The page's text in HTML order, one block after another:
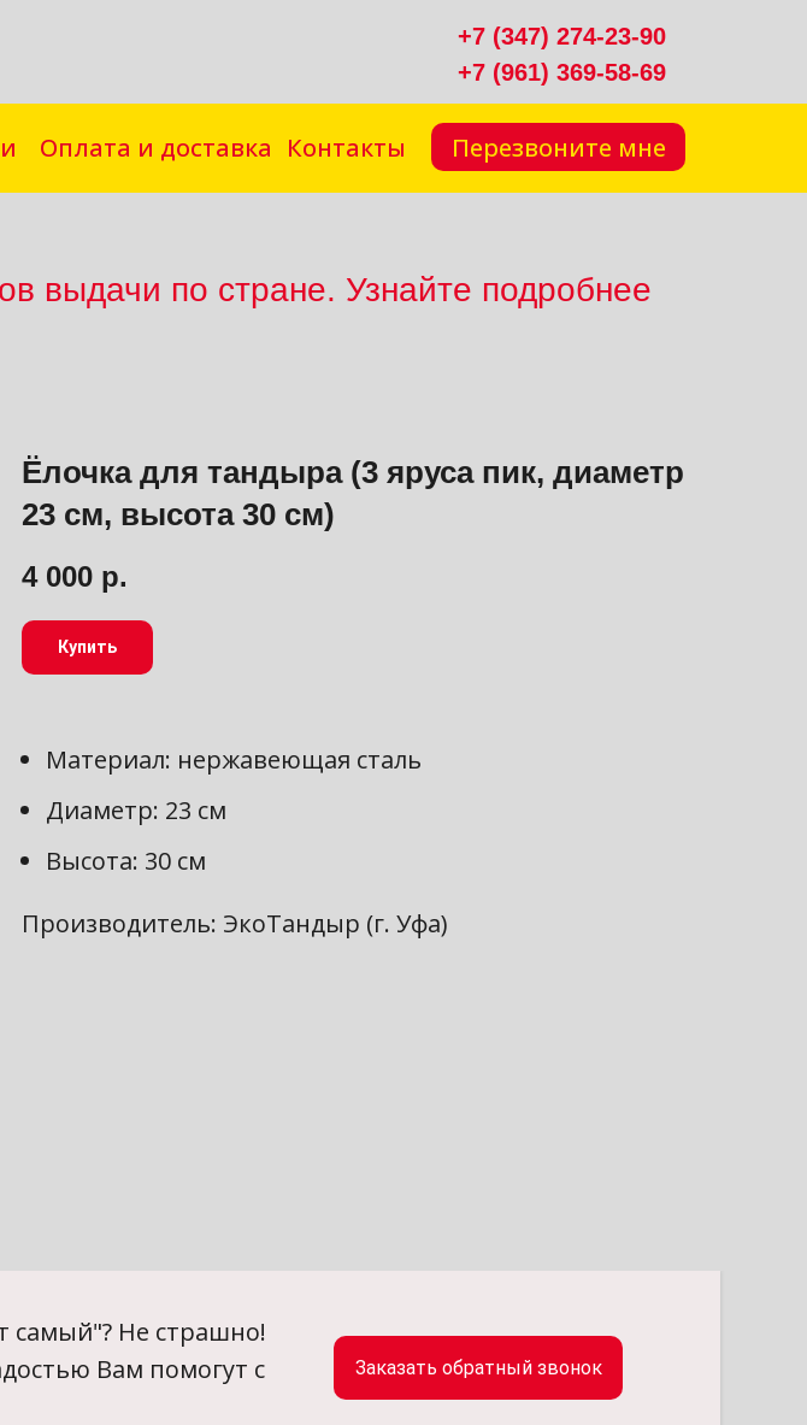
Оплата и доставка Контакты
+7 (347) 274-23-90
+7 (961) 369-58-69
Перезвоните мне
выдачи по стране. Узнайте подробнее
Ёлочка для тандыра (3 яруса пик, диаметр
23 см, высота 30 см)
4 000 р.
Купить
Материал: нержавеющая сталь
Диаметр: 23 см
Высота: 30 см
Производитель: ЭкоТандыр (г. Уфа)
Заказать обратный звонок
самый"? Не страшно!
Вам помогут с